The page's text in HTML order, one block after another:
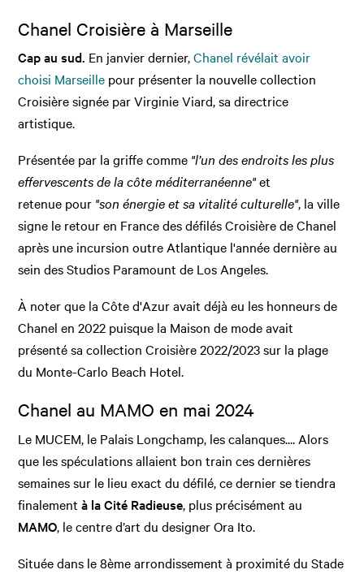
Chanel Croisière à Marseille
Cap au sud. En janvier dernier,Chanel révélait avoir
choisi Marseille pour présenter la nouvelle collection
Croisière signée par Virginie Viard, sa directrice
artistique.
Présentée par la griffe comme "l’un des endroits les plus
effervescents de la côte méditerranéenne"et
retenue pour "son énergie et sa vitalité culturelle", la ville
signe le retour en France des défilés Croisière de Chanel
après une incursion outre Atlantique l'année dernière au
sein des Studios Paramount de Los Angeles.
À noter que la Côte d'Azur avait déjà eu les honneurs de
Chanel en 2022 puisque la Maison de mode avait
présenté sa collection Croisière 2022/2023 sur la plage
du Monte-Carlo Beach Hotel.
Chanel au MAMO en mai 2024
Le MUCEM, le Palais Longchamp, les calanques.... Alors
que les spéculations allaient bon train ces dernières
semaines sur le lieu exact du défilé, ce dernier se tiendra
finalementà la Cité Radieuse, plus précisément au
MAMO, le centre d’art du designer Ora Ito.
Située dans le 8ème arrondissement à proximité du Stade